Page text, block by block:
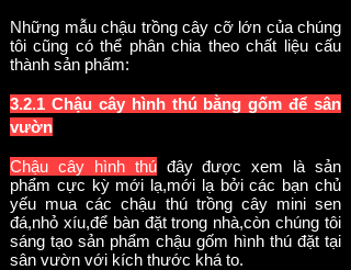
Những mẫu chậu trồng cây cỡ lớn của chúng
tôi cũng có thể phân chia theo chất liệu cấu
thành sản phẩm:
3.2.1 Chậu cây hình thú bằng gốm để sân
vườn
Chậu cây hình thúđây được xem là sản
phẩm cực kỳ mới lạ,mới lạ bởi các bạn chủ
yếu mua các chậu thú trồng cây mini sen
đá,nhỏ xíu,để bàn đặt trong nhà,còn chúng tôi
sáng tạo sản phẩm chậu gốm hình thú đặt tại
sân vườn với kích thước khá to.